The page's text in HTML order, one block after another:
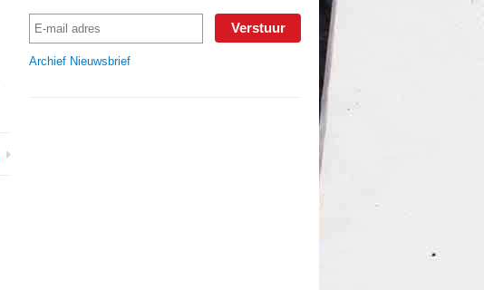
Archief Nieuwsbrief